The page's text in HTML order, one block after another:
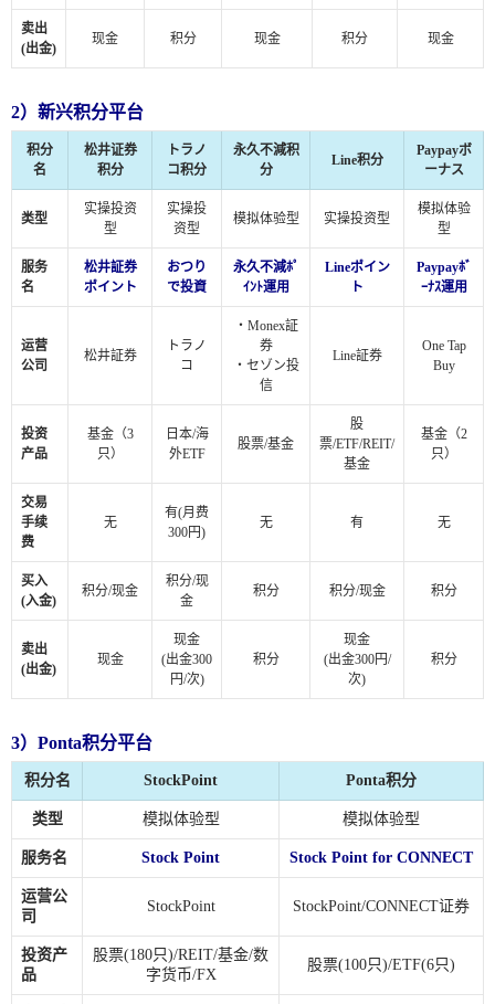
卖出
(出金)
现金 积分 现金 积分 现金
2）新兴积分平台
积分
名
松井证券
积分
トラノ
コ积分
永久不減积
分
Line积分
Paypayボ
ーナス
类型
实操投资
型
实操投
资型
模拟体验型 实操投资型
模拟体验
型
服务
名
松井証券
ポイント
おつり
で投資
永久不減ﾎﾟ
ｲﾝﾄ運用
Lineポイン
ト
Paypayﾎﾞ
ｰﾅｽ運用
运营
公司
松井証券
トラノ
コ
・Monex証
券
・セゾン投
信
Line証券
One Tap
Buy
投资
产品
基金（3
只）
日本/海
外ETF
股票/基金
股
票/ETF/REIT/
基金
基金（2
只）
交易
手续
费
无
有(月费
300円)
无 有 无
买入
(入金)
积分/现金
积分/现
金
积分 积分/现金 积分
卖出
(出金)
现金
现金
(出金300
円/次)
积分
现金
(出金300円/
次)
积分
3）Ponta积分平台
积分名 StockPoint Ponta积分
类型 模拟体验型 模拟体验型
服务名 Stock Point Stock Point for CONNECT
运营公
司
StockPoint StockPoint/CONNECT证券
投资产
品
股票(180只)/REIT/基金/数
字货币/FX
股票(100只)/ETF(6只)